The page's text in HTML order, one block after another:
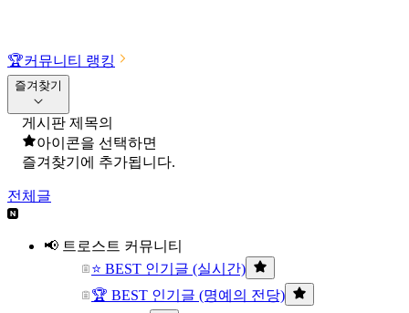
🏆커뮤니티 랭킹
즐겨찾기
게시판 제목의
아이콘을 선택하면
즐겨찾기에 추가됩니다.
전체글
📢 트로스트 커뮤니티
⭐ BEST 인기글 (실시간)
🏆 BEST 인기글 (명예의 전당)